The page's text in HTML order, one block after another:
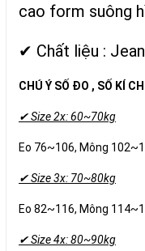
cao form suông
✔ Chất liệu :
CHÚ Ý SỐ ĐO , SỐ KÍ
✔ Size 2x: 60~70kg
Eo 76~106, Mông
✔ Size 3x: 70~80kg
Eo 82~116, Mông
✔ Size 4x: 80~90kg